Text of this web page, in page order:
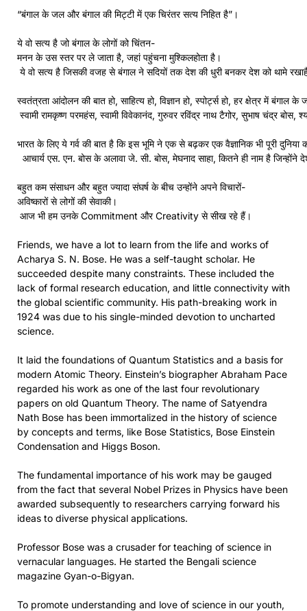
“बंगाल के जल और बंगाल की मिट्टी में एक चिरंतर सत्य निहित है”।
ये वो सत्य है जो बंगाल के लोगों को चिंतन-
मनन के उस स्तर पर ले जाता है, जहां पहुंचना मुश्किलहोता है।
ये वो सत्य है जिसकी वजह से बंगाल ने सदियों तक देश की धुरी बनकर देश को थामे
स्वतंत्रता आंदोलन की बात हो, साहित्य हो, विज्ञान हो, स्पोर्ट्स हो, हर क्षेत्र में
स्वामी रामकृष्ण परमहंस, स्वामी विवेकानंद, गुरुवर रविंद्र नाथ टैगोर, सुभाष चंद्र
भारत के लिए ये गर्व की बात है कि इस भूमि ने एक से बढ़कर एक वैज्ञानिक भी पूरी दुनिया
आचार्य एस. एन. बोस के अलावा जे. सी. बोस, मेघनाद साहा, कितने ही नाम है
बहुत कम संसाधन और बहुत ज्यादा संघर्ष के बीच उन्होंने अपने विचारों-
अविष्कारों से लोगों की सेवाकी।
आज भी हम उनके Commitment और Creativity से सीख रहे हैं।
Friends, we have a lot to learn from the life and works of
Acharya S. N. Bose. He was a self-taught scholar. He
succeeded despite many constraints. These included the
lack of formal research education, and little connectivity with
the global scientific community. His path-breaking work in
1924 was due to his single-minded devotion to uncharted
science.
It laid the foundations of Quantum Statistics and a basis for
modern Atomic Theory. Einstein’s biographer Abraham Pace
regarded his work as one of the last four revolutionary
papers on old Quantum Theory. The name of Satyendra
Nath Bose has been immortalized in the history of science
by concepts and terms, like Bose Statistics, Bose Einstein
Condensation and Higgs Boson.
The fundamental importance of his work may be gauged
from the fact that several Nobel Prizes in Physics have been
awarded subsequently to researchers carrying forward his
ideas to diverse physical applications.
Professor Bose was a crusader for teaching of science in
vernacular languages. He started the Bengali science
magazine Gyan-o-Bigyan.
To promote understanding and love of science in our youth,